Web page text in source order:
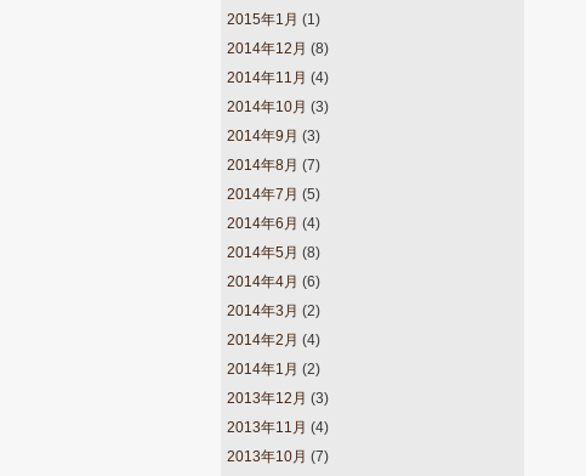
2015年1月 (1)
2014年12月 (8)
2014年11月 (4)
2014年10月 (3)
2014年9月 (3)
2014年8月 (7)
2014年7月 (5)
2014年6月 (4)
2014年5月 (8)
2014年4月 (6)
2014年3月 (2)
2014年2月 (4)
2014年1月 (2)
2013年12月 (3)
2013年11月 (4)
2013年10月 (7)